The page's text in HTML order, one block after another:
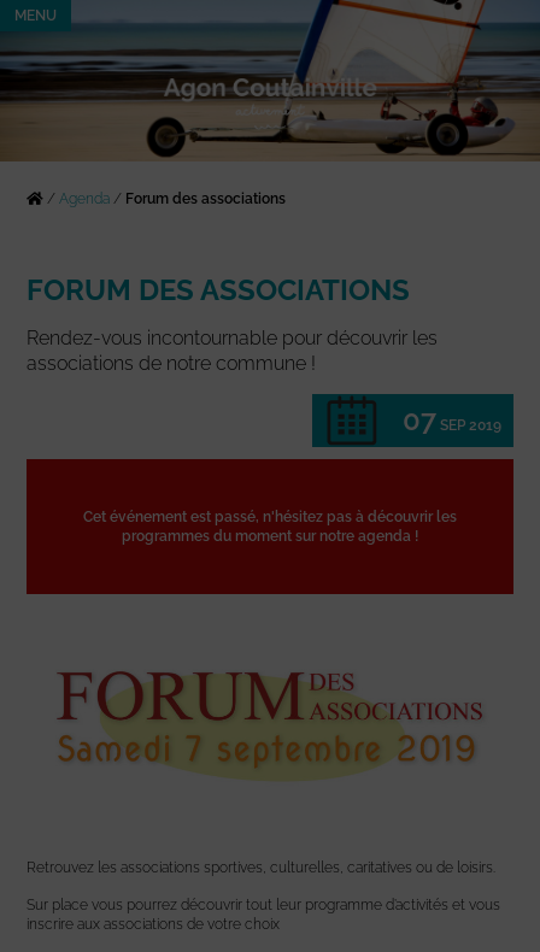
MENU
/Agenda / Forum des associations
FORUM DES ASSOCIATIONS
Rendez-vous incontournable pour découvrir les
associations de notre commune !
07 SEP 2019
Cet événement est passé, n'hésitez pas à découvrir les
programmes du moment sur notre agenda !
Retrouvez les associations sportives, culturelles, caritatives ou de loisirs.
Sur place vous pourrez découvrir tout leur programme d’activités et vous
inscrire aux associations de votre choix